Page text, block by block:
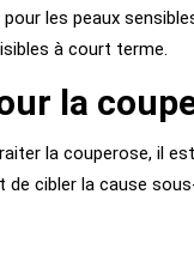
les peaux
à court terme.
la
la couperose, il
cibler la cause